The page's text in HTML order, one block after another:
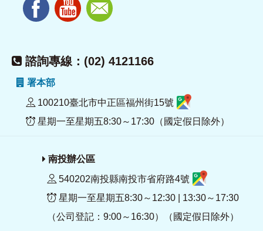
諮詢專線：(02) 4121166
署本部
100210臺北市中正區福州街15號
星期一至星期五8:30～17:30（國定假日除外）
南投辦公區
540202南投縣南投市省府路4號
星期一至星期五8:30～12:30 | 13:30～17:30
（公司登記：9:00～16:30）（國定假日除外）